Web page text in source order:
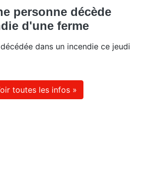
personne décède
d'une ferme
dans un incendie ce jeudi
toutes les infos »